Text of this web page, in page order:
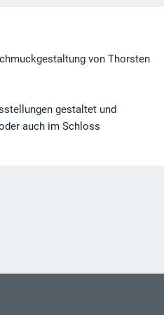
von Thorsten
gestaltet und
auch im Schloss